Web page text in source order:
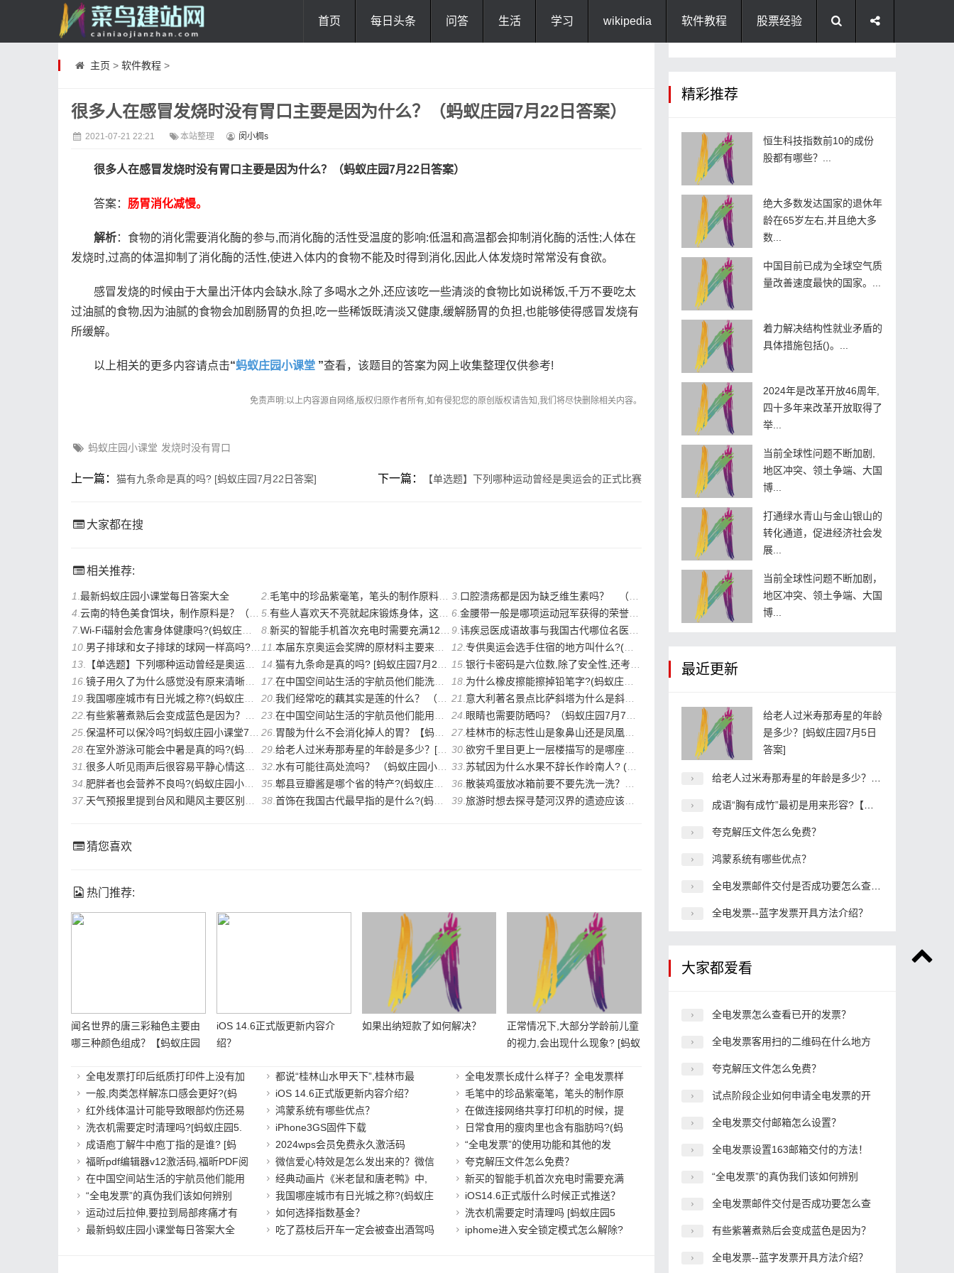
首页 每日头条 问答 生活 学习 wikipedia 软件教程 股票经验
主页 > 软件教程>
很多人在感冒发烧时没有胃口主要是因为什么？（蚂蚁庄园7月22日答案）
2021-07-21 22:21 本站整理 闵小椆s
很多人在感冒发烧时没有胃口主要是因为什么？（蚂蚁庄园7月22日答案）
答案： 肠胃消化减慢。
解析：食物的消化需要消化酶的参与,而消化酶的活性受温度的影响:低温和高温都会抑制消化酶的活性;人体在
发烧时,过高的体温抑制了消化酶的活性,使进入体内的食物不能及时得到消化,因此人体发烧时常常没有食欲。
感冒发烧的时候由于大量出汗体内会缺水,除了多喝水之外,还应该吃一些清淡的食物比如说稀饭,千万不要吃太
过油腻的食物,因为油腻的食物会加剧肠胃的负担,吃一些稀饭既清淡又健康,缓解肠胃的负担,也能够使得感冒发烧有
所缓解。
以上相关的更多内容请点击“蚂蚁庄园小课堂 ”查看，该题目的答案为网上收集整理仅供参考!
免责声明:以上内容源自网络,版权归原作者所有,如有侵犯您的原创版权请告知,我们将尽快删除相关内容。
蚂蚁庄园小课堂 发烧时没有胃口
上一篇： 猫有九条命是真的吗? [蚂蚁庄园7月22日答案] 下一篇： 【单选题】下列哪种运动曾经是奥运会的正式比赛
大家都在搜
相关推荐:
1 最新蚂蚁庄园小课堂每日答案大全 2 毛笔中的珍品紫毫笔，笔头的制作原料出自哪种动物？（蚂蚁庄园小课堂８月２９号） 3. 口腔溃疡都是因为缺乏维生素吗？ （蚂蚁庄园小课堂８月２９号）
4 云南的特色美食饵块，制作原料是？（蚂蚁庄园８月３０号） 5 .有些人喜欢天不亮就起床锻炼身体，这么做对健康？【蚂蚁庄园８月３０号】 6. 金腰带一般是哪项运动冠军获得的荣誉？（蚂蚁庄园８月22日答案）
7 Wi-Fi辐射会危害身体健康吗?(蚂蚁庄园8月22日答案) 8 .新买的智能手机首次充电时需要充满12小时吗?( 蚂蚁庄园8月23日答案) 9. 讳疾忌医成语故事与我国古代哪位名医有关?( 蚂蚁庄园8月23日答案)
10 男子排球和女子排球的球网一样高吗?(蚂蚁庄园8月6日答案) 11 .本届东京奥运会奖牌的原材料主要来自于?(蚂蚁庄园8月1日正确答案) 12. 专供奥运会选手住宿的地方叫什么?(蚂蚁庄园8月2日答案)
13
【单选题】下列哪种运动曾经是奥运会的正式比赛项目? 14 .猫有九条命是真的吗? [蚂蚁庄园7月22日答案] 15. 银行卡密码是六位数,除了安全性,还考虑到了人的记忆难度? (庄园7月20日答案)
16 镜子用久了为什么感觉没有原来清晰？（蚂蚁庄园7月17日答案） 17 .在中国空间站生活的宇航员他们能洗澡吗？（蚂蚁庄园7月17日答案） 18. 为什么橡皮擦能擦掉铅笔字?(蚂蚁庄园7月18日答案)
19 我国哪座城市有日光城之称?(蚂蚁庄园7月18日正确答案) 20 .我们经常吃的藕其实是莲的什么？ （蚂蚁庄园7月16日答案） 21 意大利著名景点比萨斜塔为什么是斜的? (蚂蚁庄园7月16日答案)
22 有些紫薯煮熟后会变成蓝色是因为？（蚂蚁庄园7月9日答案） 23 .在中国空间站生活的宇航员他们能用WIFI吗？（蚂蚁庄园7月9日答案） 24 眼睛也需要防晒吗？（蚂蚁庄园7月7日答案）
25 保温杯可以保冷吗?[蚂蚁庄园小课堂7月7日答案] 26 胃酸为什么不会消化掉人的胃？【蚂蚁庄园7月6日答案】 27. 桂林市的标志性山是象鼻山还是凤凰山？【蚂蚁庄园7月6日每日答案】
28 在室外游泳可能会中暑是真的吗?(蚂蚁庄园7月5日答案) 29 .给老人过米寿那寿星的年龄是多少？[蚂蚁庄园7月5日答案] 30. 欲穷千里目更上一层楼描写的是哪座名楼？蚂蚁庄园7月1日答案
31 很多人听见雨声后很容易平静心情这是因为? 蚂蚁庄园7月1日答案 32 水有可能往高处流吗？ （蚂蚁庄园小课堂6月25日答案） 33. 苏轼因为什么水果不辞长作岭南人? (蚂蚁庄园小课堂6月25日答案)
34 肥胖者也会营养不良吗?(蚂蚁庄园小课堂6月24日答案) 35 .郫县豆瓣酱是哪个省的特产?(蚂蚁庄园6月24日) 36. 散装鸡蛋放冰箱前要不要先洗一洗？（蚂蚁庄园6月21日答案）
37 天气预报里提到台风和飓风主要区别是什么? ( 蚂蚁庄园小课堂6月23日答案) 38 .首饰在我国古代最早指的是什么?(蚂蚁庄园小课堂6月21日答案) 39. 旅游时想去探寻楚河汉界的遗迹应该去哪个省?(蚂蚁庄园小课堂6月21日答案)
猜您喜欢
热门推荐:
闻名世界的唐三彩釉色主要由
哪三种颜色组成？【蚂蚁庄园
iOS 14.6正式版更新内容介
绍？
如果出纳短款了如何解决？
正常情况下,大部分学龄前儿童
的视力,会出现什么现象? [蚂蚁
全电发票打印后纸质打印件上没有加
都说“桂林山水甲天下”,桂林市最
全电发票长成什么样子？全电发票样
一般,肉类怎样解冻口感会更好?(蚂
iOS 14.6正式版更新内容介绍？
毛笔中的珍品紫毫笔，笔头的制作原
红外线体温计可能导致眼部灼伤还易
鸿蒙系统有哪些优点？
在做连接网络共享打印机的时候，提
洗衣机需要定时清理吗?[蚂蚁庄园5.
iPhone3GS固件下载
日常食用的瘦肉里也含有脂肪吗?(蚂
成语庖丁解牛中庖丁指的是谁? [蚂
2024wps会员免费永久激活码
“全电发票”的使用功能和其他的发
福昕pdf编辑器v12激活码,福昕PDF阅
微信爱心特效是怎么发出来的？微信
夸克解压文件怎么免费？
在中国空间站生活的宇航员他们能用
经典动画片《米老鼠和唐老鸭》中,
新买的智能手机首次充电时需要充满
“全电发票”的真伪我们该如何辨别
我国哪座城市有日光城之称?(蚂蚁庄
iOS14.6正式版什么时候正式推送？
运动过后拉伸,要拉到局部疼痛才有
如何选择指数基金？
洗衣机需要定时清理吗 [蚂蚁庄园5
最新蚂蚁庄园小课堂每日答案大全
吃了荔枝后开车一定会被查出酒驾吗 iphome进入安全锁定模式怎么解除?
精彩推荐
恒生科技指数前10的成份
股都有哪些？...
绝大多数发达国家的退休年
龄在65岁左右,并且绝大多
数...
中国目前已成为全球空气质
量改善速度最快的国家。...
着力解决结构性就业矛盾的
具体措施包括()。...
2024年是改革开放46周年,
四十多年来改革开放取得了
举...
当前全球性问题不断加剧,
地区冲突、领土争端、大国
博...
打通绿水青山与金山银山的
转化通道，促进经济社会发
展...
当前全球性问题不断加剧，
地区冲突、领土争端、大国
博...
最近更新
给老人过米寿那寿星的年龄
是多少？[蚂蚁庄园7月5日
答案]
给老人过米寿那寿星的年龄是多少？[蚂蚁庄园7月5日答案]
成语“胸有成竹”最初是用来形容?【蚂蚁庄园6.15答案】
夸克解压文件怎么免费？
鸿蒙系统有哪些优点？
全电发票邮件交付是否成功要怎么查看？
全电发票--蓝字发票开具方法介绍？
大家都爱看
全电发票怎么查看已开的发票？
全电发票客用扫的二维码在什么地方
夸克解压文件怎么免费？
试点阶段企业如何申请全电发票的开
全电发票交付邮箱怎么设置？
全电发票设置163邮箱交付的方法！
“全电发票”的真伪我们该如何辨别
全电发票邮件交付是否成功要怎么查
有些紫薯煮熟后会变成蓝色是因为？
全电发票--蓝字发票开具方法介绍？